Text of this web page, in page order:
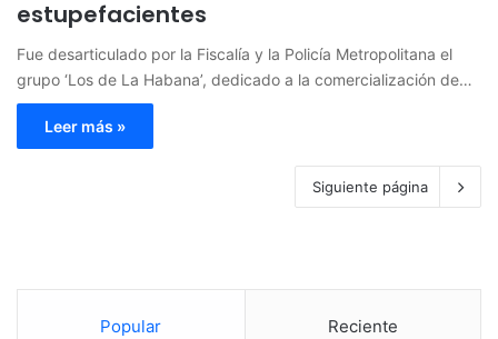
estupefacientes
Fue desarticulado por la Fiscalía y la Policía Metropolitana el
grupo ‘Los de La Habana’, dedicado a la comercialización de…
Leer más »
Siguiente página
Popular Reciente